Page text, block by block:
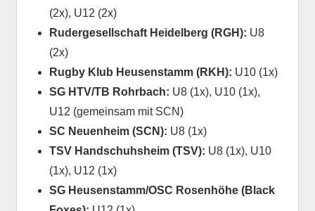
(2x), U12 (2x)
Rudergesellschaft Heidelberg (RGH): U8
(2x)
Rugby Klub Heusenstamm (RKH): U10 (1x)
SG HTV/TB Rohrbach: U8 (1x), U10 (1x),
U12 (gemeinsam mit SCN)
SC Neuenheim (SCN): U8 (1x)
TSV Handschuhsheim (TSV): U8 (1x), U10
(1x), U12 (1x)
SG Heusenstamm/OSC Rosenhöhe (Black